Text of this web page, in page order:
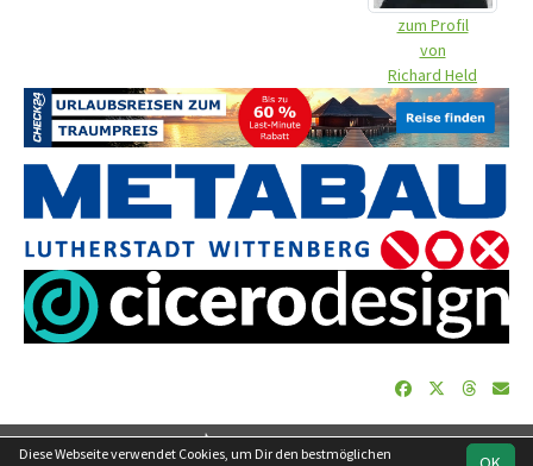
zum Profil
von
Richard Held
soccero.de
Diese Webseite verwendet Cookies, um Dir den bestmöglichen